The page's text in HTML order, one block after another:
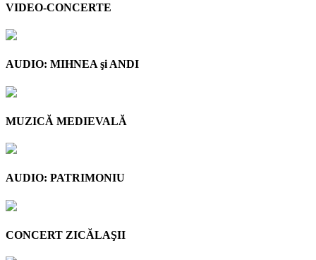
VIDEO-CONCERTE
AUDIO: MIHNEA şi ANDI
MUZICĂ MEDIEVALĂ
AUDIO: PATRIMONIU
CONCERT ZICĂLAŞII